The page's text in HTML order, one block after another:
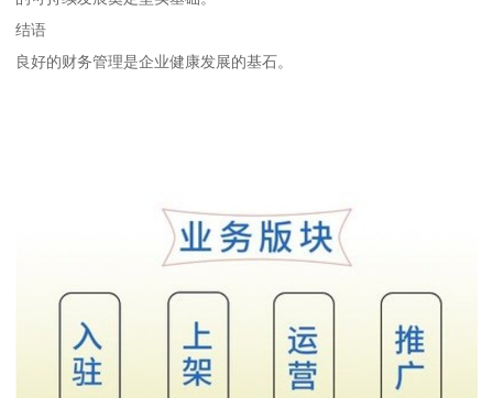
结语
良好的财务管理是企业健康发展的基石。